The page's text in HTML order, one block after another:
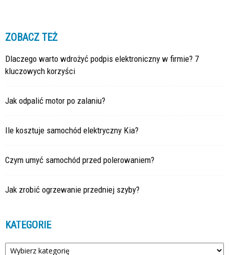
ZOBACZ TEŻ
Dlaczego warto wdrożyć podpis elektroniczny w firmie? 7
kluczowych korzyści
Jak odpalić motor po zalaniu?
Ile kosztuje samochód elektryczny Kia?
Czym umyć samochód przed polerowaniem?
Jak zrobić ogrzewanie przedniej szyby?
KATEGORIE
Kategorie